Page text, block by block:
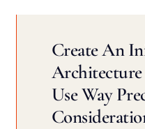
Create An
Architecture
Use Way